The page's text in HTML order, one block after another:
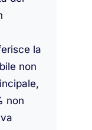
la
non
non